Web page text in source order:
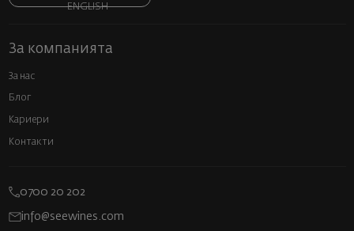
ENGLISH
За компанията
За нас
Блог
Кариери
Контакти
0700 20 202
info@seewines.com